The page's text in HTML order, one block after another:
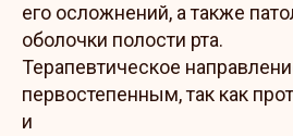
его осложнений, а также
оболочки полости рта.
Терапевтическое
первостепенным, так как
и